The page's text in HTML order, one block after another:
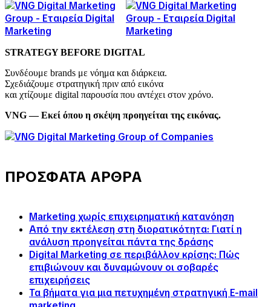
STRATEGY BEFORE DIGITAL
Συνδέουμε brands με νόημα και διάρκεια.
Σχεδιάζουμε στρατηγική πριν από εικόνα
και χτίζουμε digital παρουσία που αντέχει στον χρόνο.
VNG — Εκεί όπου η σκέψη προηγείται της εικόνας.
ΠΡΟΣΦΑΤΑ ΑΡΘΡΑ
Marketing χωρίς επιχειρηματική κατανόηση
Από την εκτέλεση στη διορατικότητα: Γιατί η
ανάλυση προηγείται πάντα της δράσης
Digital Marketing σε περιβάλλον κρίσης: Πώς
επιβιώνουν και δυναμώνουν οι σοβαρές
επιχειρήσεις
Τα βήματα για μια πετυχημένη στρατηγική E-mail